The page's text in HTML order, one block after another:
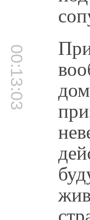
00:13:03